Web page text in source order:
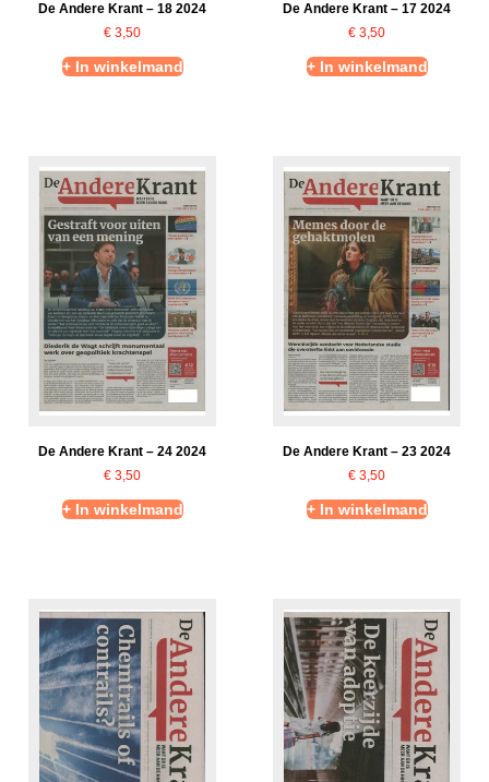
De Andere Krant – 18 2024
€ 3,50
+ In winkelmand
De Andere Krant – 17 2024
€ 3,50
+ In winkelmand
De Andere Krant – 24 2024
€ 3,50
+ In winkelmand
De Andere Krant – 23 2024
€ 3,50
+ In winkelmand